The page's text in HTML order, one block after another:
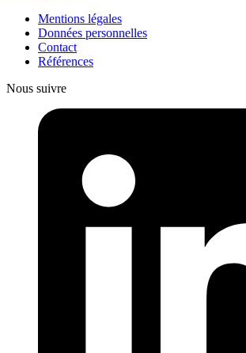
Mentions légales
Données personnelles
Contact
Références
Nous suivre